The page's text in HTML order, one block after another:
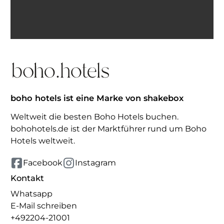
boho hotels ist eine Marke von shakebox
Weltweit die besten Boho Hotels buchen.
bohohotels.de ist der Marktführer rund um Boho
Hotels weltweit.
Facebook Instagram
Kontakt
Whatsapp
E-Mail schreiben
+492204-21001